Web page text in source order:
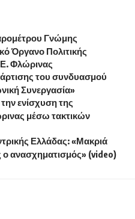
Γνώμης
Όργανο Πολιτικής
Φλώρινας
του συνδυασμού
Συνεργασία»
ενίσχυση της
μέσω τακτικών
Ελλάδας: «Μακριά
ο ανασχηματισμός» (video)